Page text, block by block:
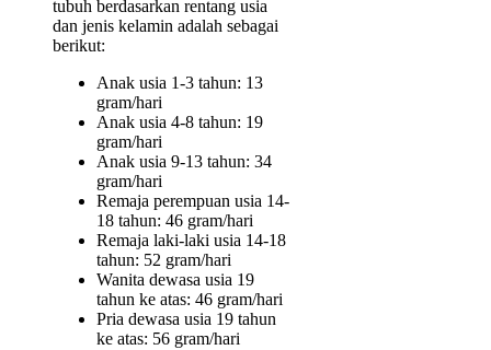
tubuh berdasarkan rentang usia
dan jenis kelamin adalah sebagai
berikut:
Anak usia 1-3 tahun: 13
gram/hari
Anak usia 4-8 tahun: 19
gram/hari
Anak usia 9-13 tahun: 34
gram/hari
Remaja perempuan usia 14-
18 tahun: 46 gram/hari
Remaja laki-laki usia 14-18
tahun: 52 gram/hari
Wanita dewasa usia 19
tahun ke atas: 46 gram/hari
Pria dewasa usia 19 tahun
ke atas: 56 gram/hari